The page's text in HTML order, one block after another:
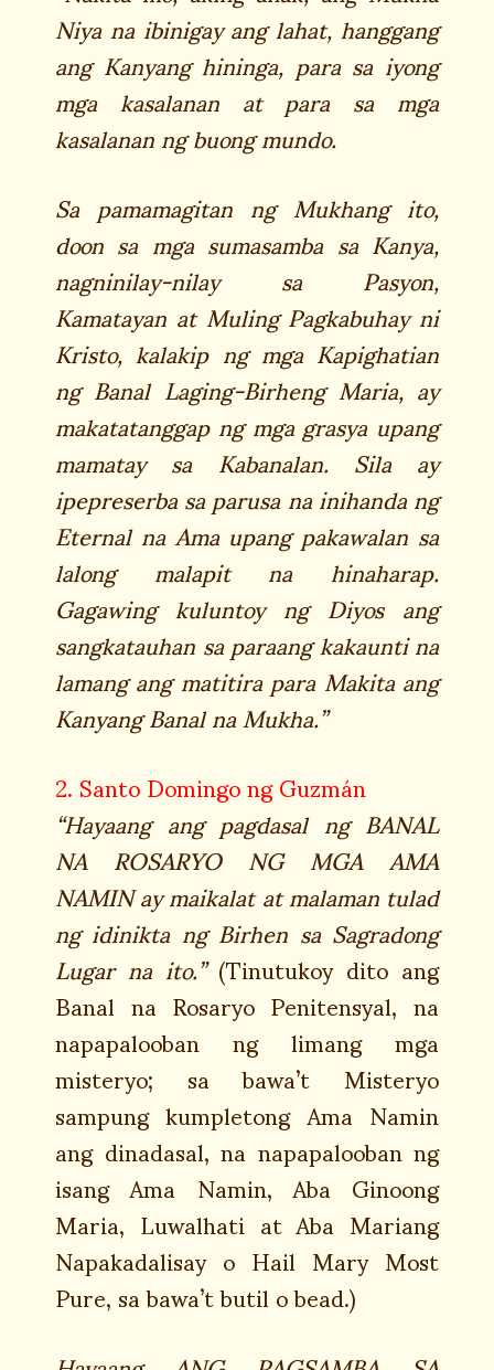
Niya na ibinigay ang lahat, hanggang
ang Kanyang hininga, para sa iyong
mga kasalanan at para sa mga
kasalanan ng buong mundo.
Sa pamamagitan ng Mukhang ito,
doon sa mga sumasamba sa Kanya,
nagninilay-nilay sa Pasyon,
Kamatayan at Muling Pagkabuhay ni
Kristo, kalakip ng mga Kapighatian
ng Banal Laging-Birheng Maria, ay
makatatanggap ng mga grasya upang
mamatay sa Kabanalan. Sila ay
ipepreserba sa parusa na inihanda ng
Eternal na Ama upang pakawalan sa
lalong malapit na hinaharap.
Gagawing kuluntoy ng Diyos ang
sangkatauhan sa paraang kakaunti na
lamang ang matitira para Makita ang
Kanyang Banal na Mukha.”
2. Santo Domingo ng Guzmán
“Hayaang ang pagdasal ng BANAL
NA ROSARYO NG MGA AMA
NAMIN ay maikalat at malaman tulad
ng idinikta ng Birhen sa Sagradong
Lugar na ito.”(Tinutukoy dito ang
Banal na Rosaryo Penitensyal, na
napapalooban ng limang mga
misteryo; sa bawa’t Misteryo
sampung kumpletong Ama Namin
ang dinadasal, na napapalooban ng
isang Ama Namin, Aba Ginoong
Maria, Luwalhati at Aba Mariang
Napakadalisay o Hail Mary Most
Pure, sa bawa’t butil o bead.)